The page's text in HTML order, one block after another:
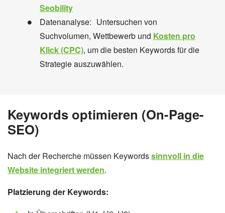
Seobility
Datenanalyse: Untersuchen von
Suchvolumen, Wettbewerb und Kosten pro
Klick (CPC), um die besten Keywords für die
Strategie auszuwählen.
Keywords optimieren (On-Page-
SEO)
Nach der Recherche müssen Keywordssinnvoll in die
Website integriert werden.
Platzierung der Keywords: